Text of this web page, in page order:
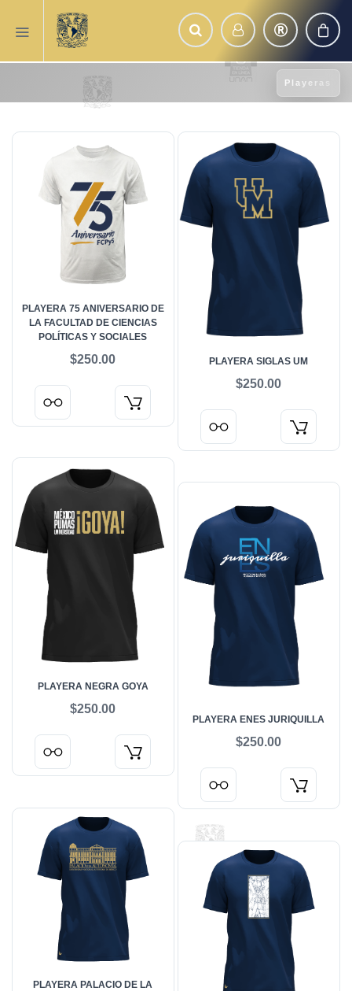
Playeras
PLAYERA 75 ANIVERSARIO DE
LA FACULTAD DE CIENCIAS
POLÍTICAS Y SOCIALES
$250.00 PLAYERA SIGLAS UM
$250.00
PLAYERA NEGRA GOYA
$250.00
PLAYERA ENES JURIQUILLA
$250.00
PLAYERA PALACIO DE LA